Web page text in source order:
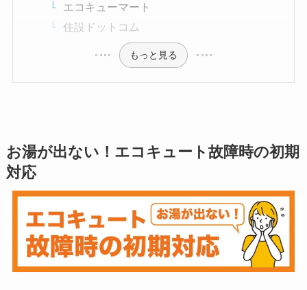
エコキューマート
住設ドットコム
もっと見る
お湯が出ない！エコキュート故障時の初期
対応